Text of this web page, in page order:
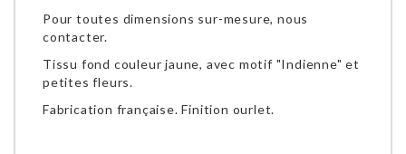
Pour toutes dimensions sur-mesure, nous
contacter.
Tissu fond couleur jaune, avec motif "Indienne" et
petites fleurs.
Fabrication française. Finition ourlet.